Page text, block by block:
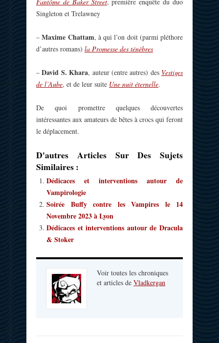
Singleton et Trelawney
–Maxime Chattam, à qui l’on doit (parmi pléthore
d’autres romans) la Promesse des ténèbres
–David S. Khara, auteur (entre autres) des Vestiges
de l’Aube, et de leur suite Une nuit éternelle.
De quoi promettre quelques découvertes
intéressantes aux amateurs de bêtes à crocs qui feront
le déplacement.
D'autres Articles Sur Des Sujets
Similaires :
Dédicaces et interventions autour de
Vampirologie
Soirée Buffy contre les Vampires le 14
Novembre 2023 à Lyon
Dédicaces et interventions autour de Dracula
& Stoker
Voir toutes les chroniques
et articles de Vladkergan